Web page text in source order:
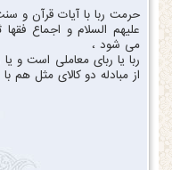
حرمت ربا با آیات قرآن
علیهم السلام و اجماع
می شود ،
ربا یا ربای معاملی است و
از مبادله دو کالای مثل هم